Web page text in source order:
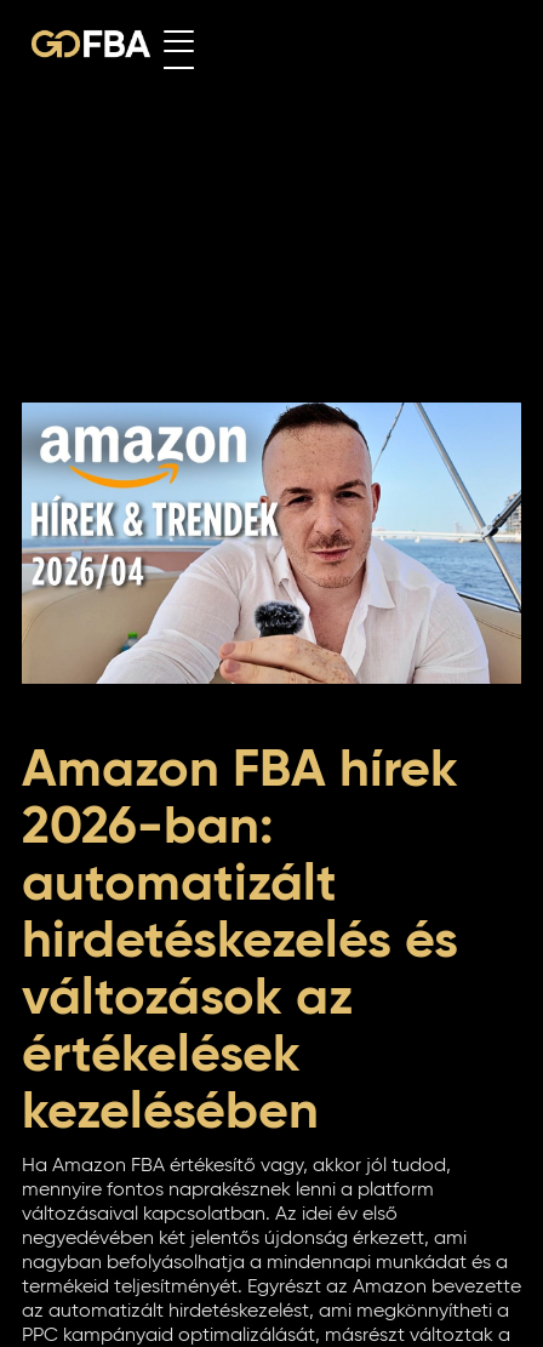
Amazon FBA hírek
2026-ban:
automatizált
hirdetéskezelés és
változások az
értékelések
kezelésében
Ha Amazon FBA értékesítő vagy, akkor jól tudod,
mennyire fontos naprakésznek lenni a platform
változásaival kapcsolatban. Az idei év első
negyedévében két jelentős újdonság érkezett, ami
nagyban befolyásolhatja a mindennapi munkádat és a
termékeid teljesítményét. Egyrészt az Amazon bevezette
az automatizált hirdetéskezelést, ami megkönnyítheti a
PPC kampányaid optimalizálását, másrészt változtak a